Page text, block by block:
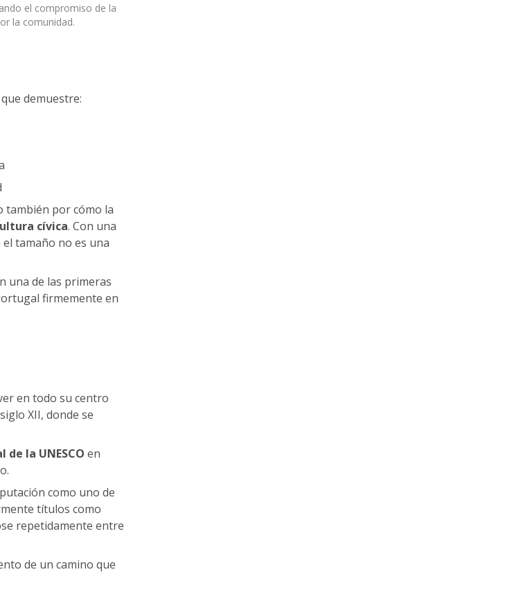
el compromiso de la
la comunidad.
demuestre:
también por cómo la
cívica. Con una
tamaño no es una
una de las primeras
firmemente en
en todo su centro
XII, donde se
la UNESCO en
como uno de
títulos como
repetidamente entre
de un camino que